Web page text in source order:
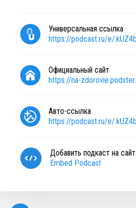
Универсальная ссылка
https://podcast.ru/e/
Официальный сайт
https://na-
Авто-ссылка
https://podcast.ru/e/
Добавить подкаст на сайт
Embed Podcast